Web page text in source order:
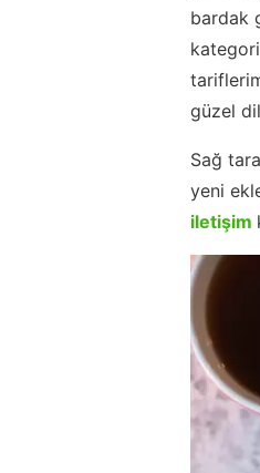
bardak
güzel
Sağ
yeni
iletişim